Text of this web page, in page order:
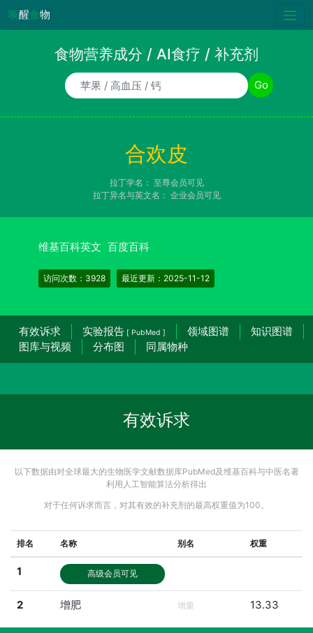
唤醒食物
食物营养成分 / AI食疗 / 补充剂
食物/AI食疗诉求/补充剂名称 Go
合欢皮
拉丁学名： 至尊会员可见
拉丁异名与英文名： 企业会员可见
维基百科英文 百度百科
访问次数：3928 最近更新：2025-11-12
有效诉求 实验报告 [ PubMed ] 领域图谱
知识图谱
图库与视频
分布图 同属物种
有效诉求
以下数据由对全球最大的生物医学文献数据库PubMed及维基百科与中医名著
利用人工智能算法分析得出
对于任何诉求而言，对其有效的补充剂的最高权重值为100。
排名 名称 别名 权重
1 高级会员可见
2 增肥 增重 13.33